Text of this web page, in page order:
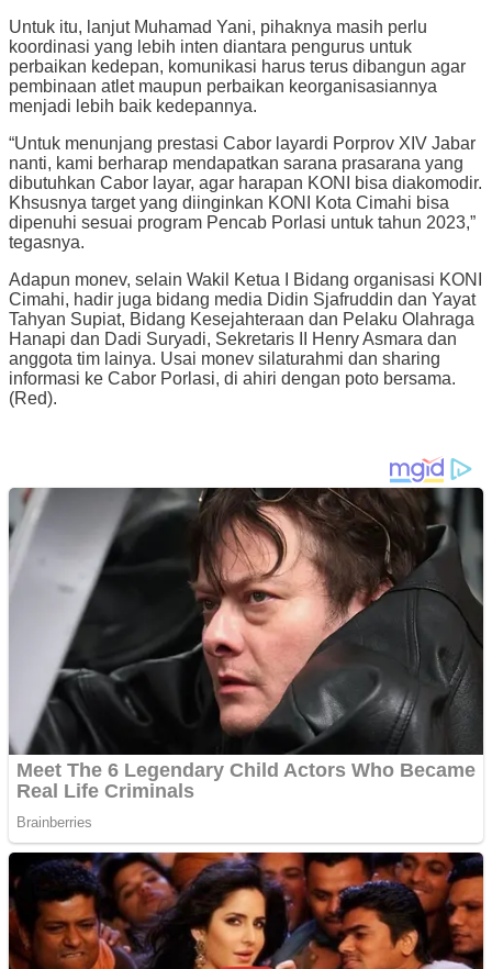
Untuk itu, lanjut Muhamad Yani, pihaknya masih perlu
koordinasi yang lebih inten diantara pengurus untuk
perbaikan kedepan, komunikasi harus terus dibangun agar
pembinaan atlet maupun perbaikan keorganisasiannya
menjadi lebih baik kedepannya.
“Untuk menunjang prestasi Cabor layardi Porprov XIV Jabar
nanti, kami berharap mendapatkan sarana prasarana yang
dibutuhkan Cabor layar, agar harapan KONI bisa diakomodir.
Khsusnya target yang diinginkan KONI Kota Cimahi bisa
dipenuhi sesuai program Pencab Porlasi untuk tahun 2023,”
tegasnya.
Adapun monev, selain Wakil Ketua I Bidang organisasi KONI
Cimahi, hadir juga bidang media Didin Sjafruddin dan Yayat
Tahyan Supiat, Bidang Kesejahteraan dan Pelaku Olahraga
Hanapi dan Dadi Suryadi, Sekretaris II Henry Asmara dan
anggota tim lainya. Usai monev silaturahmi dan sharing
informasi ke Cabor Porlasi, di ahiri dengan poto bersama.
(Red).